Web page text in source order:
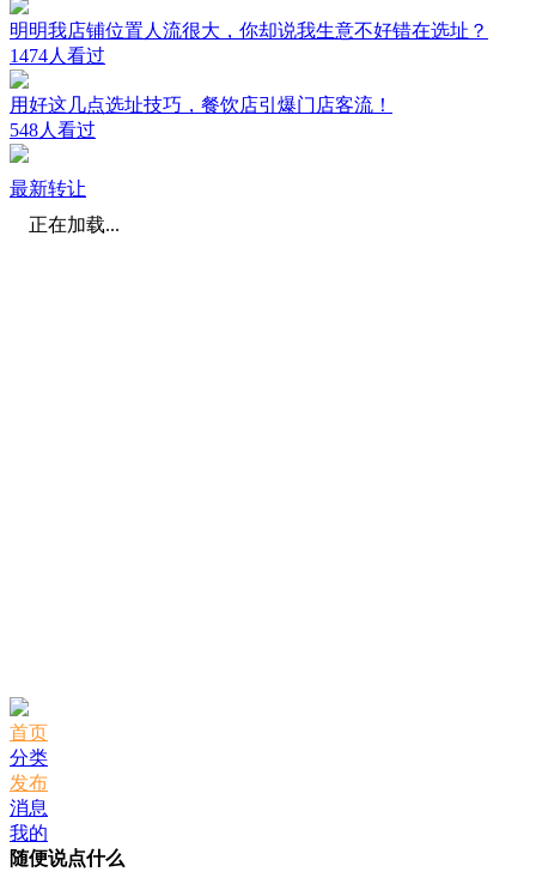
明明我店铺位置人流很大，你却说我生意不好错在选址？
1474人看过
用好这几点选址技巧，餐饮店引爆门店客流！
548人看过
最新转让
正在加载...
首页
分类
发布
消息
我的
随便说点什么